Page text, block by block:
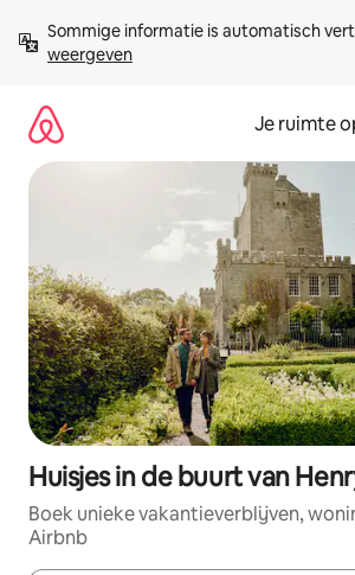
direct
naar
Sommige informatie is automatisch
weergeven
Je ruimte
Huisjes in de buurt van
Boek unieke vakantieverblijven,
Airbnb